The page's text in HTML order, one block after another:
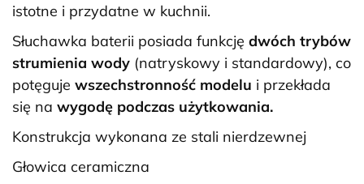
istotne i przydatne w kuchnii.
Słuchawka baterii posiada funkcję dwóch trybów
strumienia wody (natryskowy i standardowy), co
potęguje wszechstronność modelu i przekłada
się na wygodę podczas użytkowania.
Konstrukcja wykonana ze stali nierdzewnej
Głowica ceramiczna